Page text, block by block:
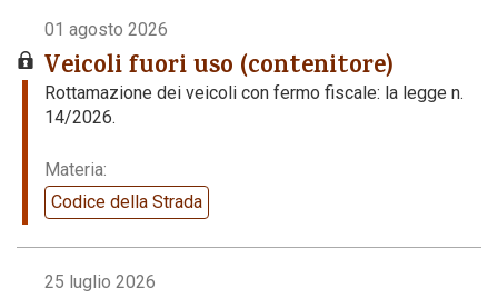
01 agosto 2026
Veicoli fuori uso (contenitore)
Rottamazione dei veicoli con fermo fiscale: la legge n.
14/2026.
Materia:
Codice della Strada
25 luglio 2026